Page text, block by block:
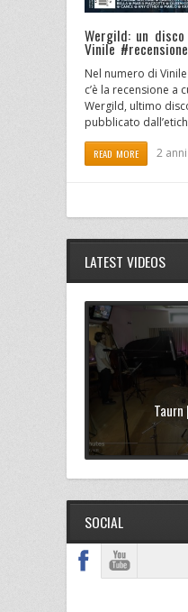
Wergild: un
Vinile #recensione
Nel numero di
c’è la recensione a
Wergild, ultimo
pubblicato
READ MORE 2
LATEST VIDEOS
Taurn
SOCIAL